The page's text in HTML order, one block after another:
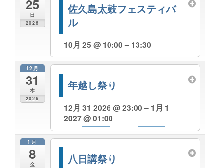
25
日
2026
佐久島太鼓フェスティバ
ル
10月 25 @ 10:00 – 13:30
12月
31
木
2026
年越し祭り
12月 31 2026 @ 23:00 – 1月 1
2027 @ 01:00
1月
8
金 八日講祭り